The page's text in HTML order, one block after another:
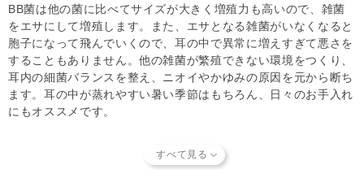
BB菌は他の菌に比べてサイズが大きく増殖力も高いので、雑菌
をエサにして増殖します。また、エサとなる雑菌がいなくなると
胞子になって飛んでいくので、耳の中で異常に増えすぎて悪さを
することもありません。他の雑菌が繁殖できない環境をつくり、
耳内の細菌バランスを整え、ニオイやかゆみの原因を元から断ち
ます。耳の中が蒸れやすい暑い季節はもちろん、日々のお手入れ
にもオススメです。
BB菌は納豆菌の一種であり、気管内、経口、経皮投与試験にお